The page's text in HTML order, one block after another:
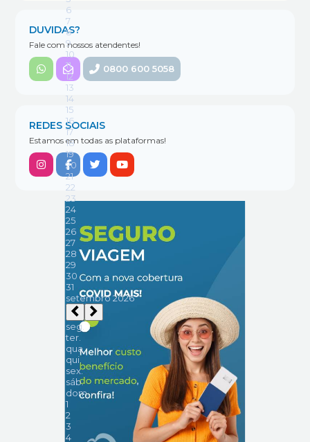
DUVIDAS?
Fale com nossos atendentes!
0800 600 5058
REDES SOCIAIS
Estamos em todas as plataformas!